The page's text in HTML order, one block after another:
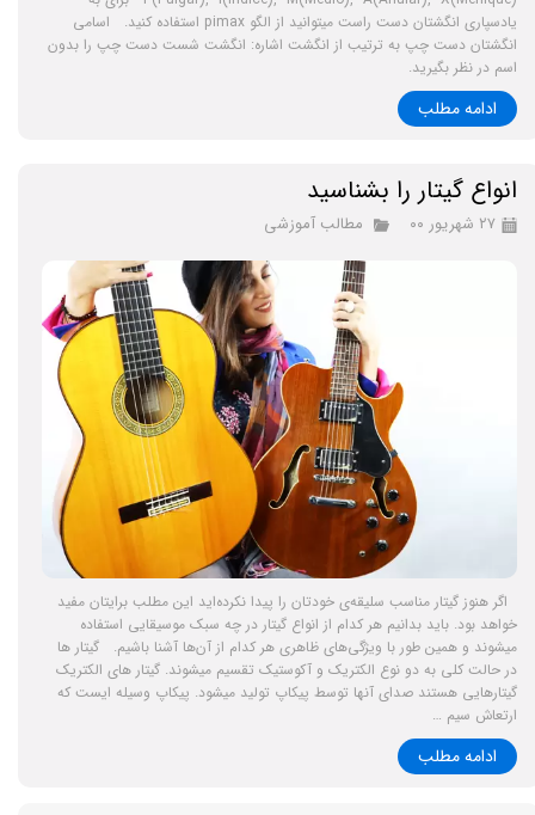
یادسپاری انگشتان دست راست میتوانید از الگو pimax استفاده کنید. اسامی
انگشتان دست چپ به ترتیب از انگشت اشاره: انگشت شست دست چپ را بدون
اسم در نظر بگیرید.
ادامه مطلب
انواع گیتار را بشناسید
۲۷ شهریور ۰۰ مطالب آموزشی
اگر هنوز گیتار مناسب سلیقه‌ی خودتان را پیدا نکرده‌اید این مطلب برایتان مفید
خواهد بود. باید بدانیم هر کدام از انواع گیتار در چه سبک موسیقایی استفاده
میشوند و همین طور با ویژگی‌های ظاهری هر کدام از آن‌ها آشنا باشیم. گیتار ها
در حالت کلی به دو نوع الکتریک و آکوستیک تقسیم میشوند. گیتار های الکتریک
گیتارهایی هستند صدای آنها توسط پیکاپ تولید میشود. پیکاپ وسیله ایست که
ارتعاش سیم …
ادامه مطلب